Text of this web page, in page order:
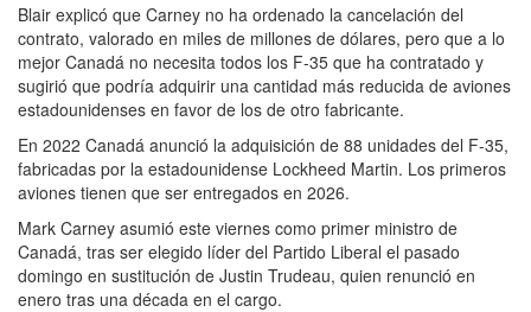
Blair explicó que Carney no ha ordenado la cancelación del
contrato, valorado en miles de millones de dólares, pero que a lo
mejor Canadá no necesita todos los F-35 que ha contratado y
sugirió que podría adquirir una cantidad más reducida de aviones
estadounidenses en favor de los de otro fabricante.
En 2022 Canadá anunció la adquisición de 88 unidades del F-35,
fabricadas por la estadounidense Lockheed Martin. Los primeros
aviones tienen que ser entregados en 2026.
Mark Carney asumió este viernes como primer ministro de
Canadá, tras ser elegido líder del Partido Liberal el pasado
domingo en sustitución de Justin Trudeau, quien renunció en
enero tras una década en el cargo.